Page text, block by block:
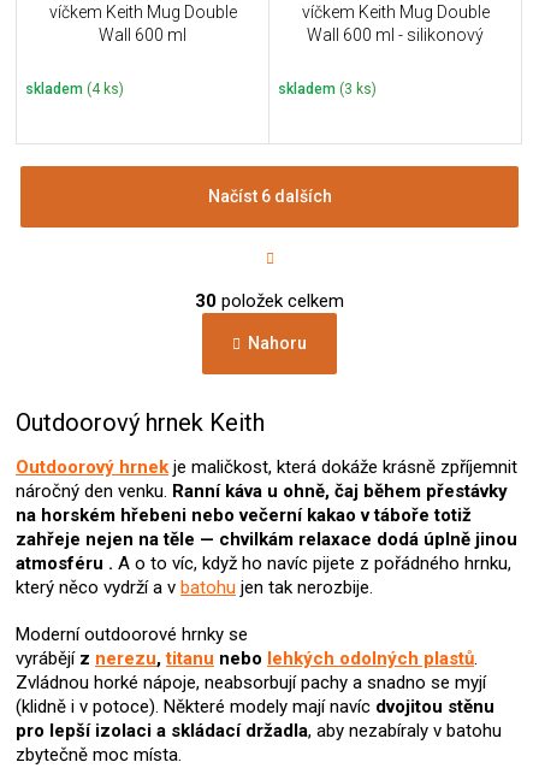
víčkem Keith Mug Double
Wall 600 ml
skladem (4 ks)
víčkem Keith Mug Double
Wall 600 ml - silikonový
skladem (3 ks)
v
á
d
p
r
v
k
y
v
ý
i
s
u
Načíst 6 dalších
t
á
n
k
v
30 položek celkem
Nahoru
Outdoorový hrnek Keith
Outdoorový hrnek je maličkost, která dokáže krásně zpříjemnit
náročný den venku. Ranní káva u ohně, čaj během přestávky
na horském hřebeni nebo večerní kakao v táboře totiž
zahřeje nejen na těle — chvilkám relaxace dodá úplně jinou
atmosféru . A o to víc, když ho navíc pijete z pořádného hrnku,
který něco vydrží a v batohu jen tak nerozbije.
Moderní outdoorové hrnky se
vyrábějí z nerezu, titanu nebo lehkých odolných plastů.
Zvládnou horké nápoje, neabsorbují pachy a snadno se myjí
(klidně i v potoce). Některé modely mají navíc dvojitou stěnu
pro lepší izolaci a skládací držadla, aby nezabíraly v batohu
zbytečně moc místa.